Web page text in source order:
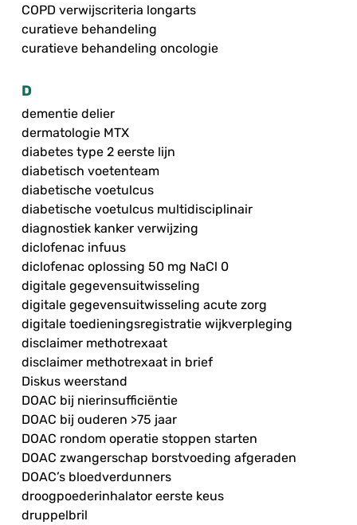
COPD verwijscriteria longarts
curatieve behandeling
curatieve behandeling oncologie
D
dementie delier
dermatologie MTX
diabetes type 2 eerste lijn
diabetisch voetenteam
diabetische voetulcus
diabetische voetulcus multidisciplinair
diagnostiek kanker verwijzing
diclofenac infuus
diclofenac oplossing 50 mg NaCl 0
digitale gegevensuitwisseling
digitale gegevensuitwisseling acute zorg
digitale toedieningsregistratie wijkverpleging
disclaimer methotrexaat
disclaimer methotrexaat in brief
Diskus weerstand
DOAC bij nierinsufficiëntie
DOAC bij ouderen >75 jaar
DOAC rondom operatie stoppen starten
DOAC zwangerschap borstvoeding afgeraden
DOAC’s bloedverdunners
droogpoederinhalator eerste keus
druppelbril